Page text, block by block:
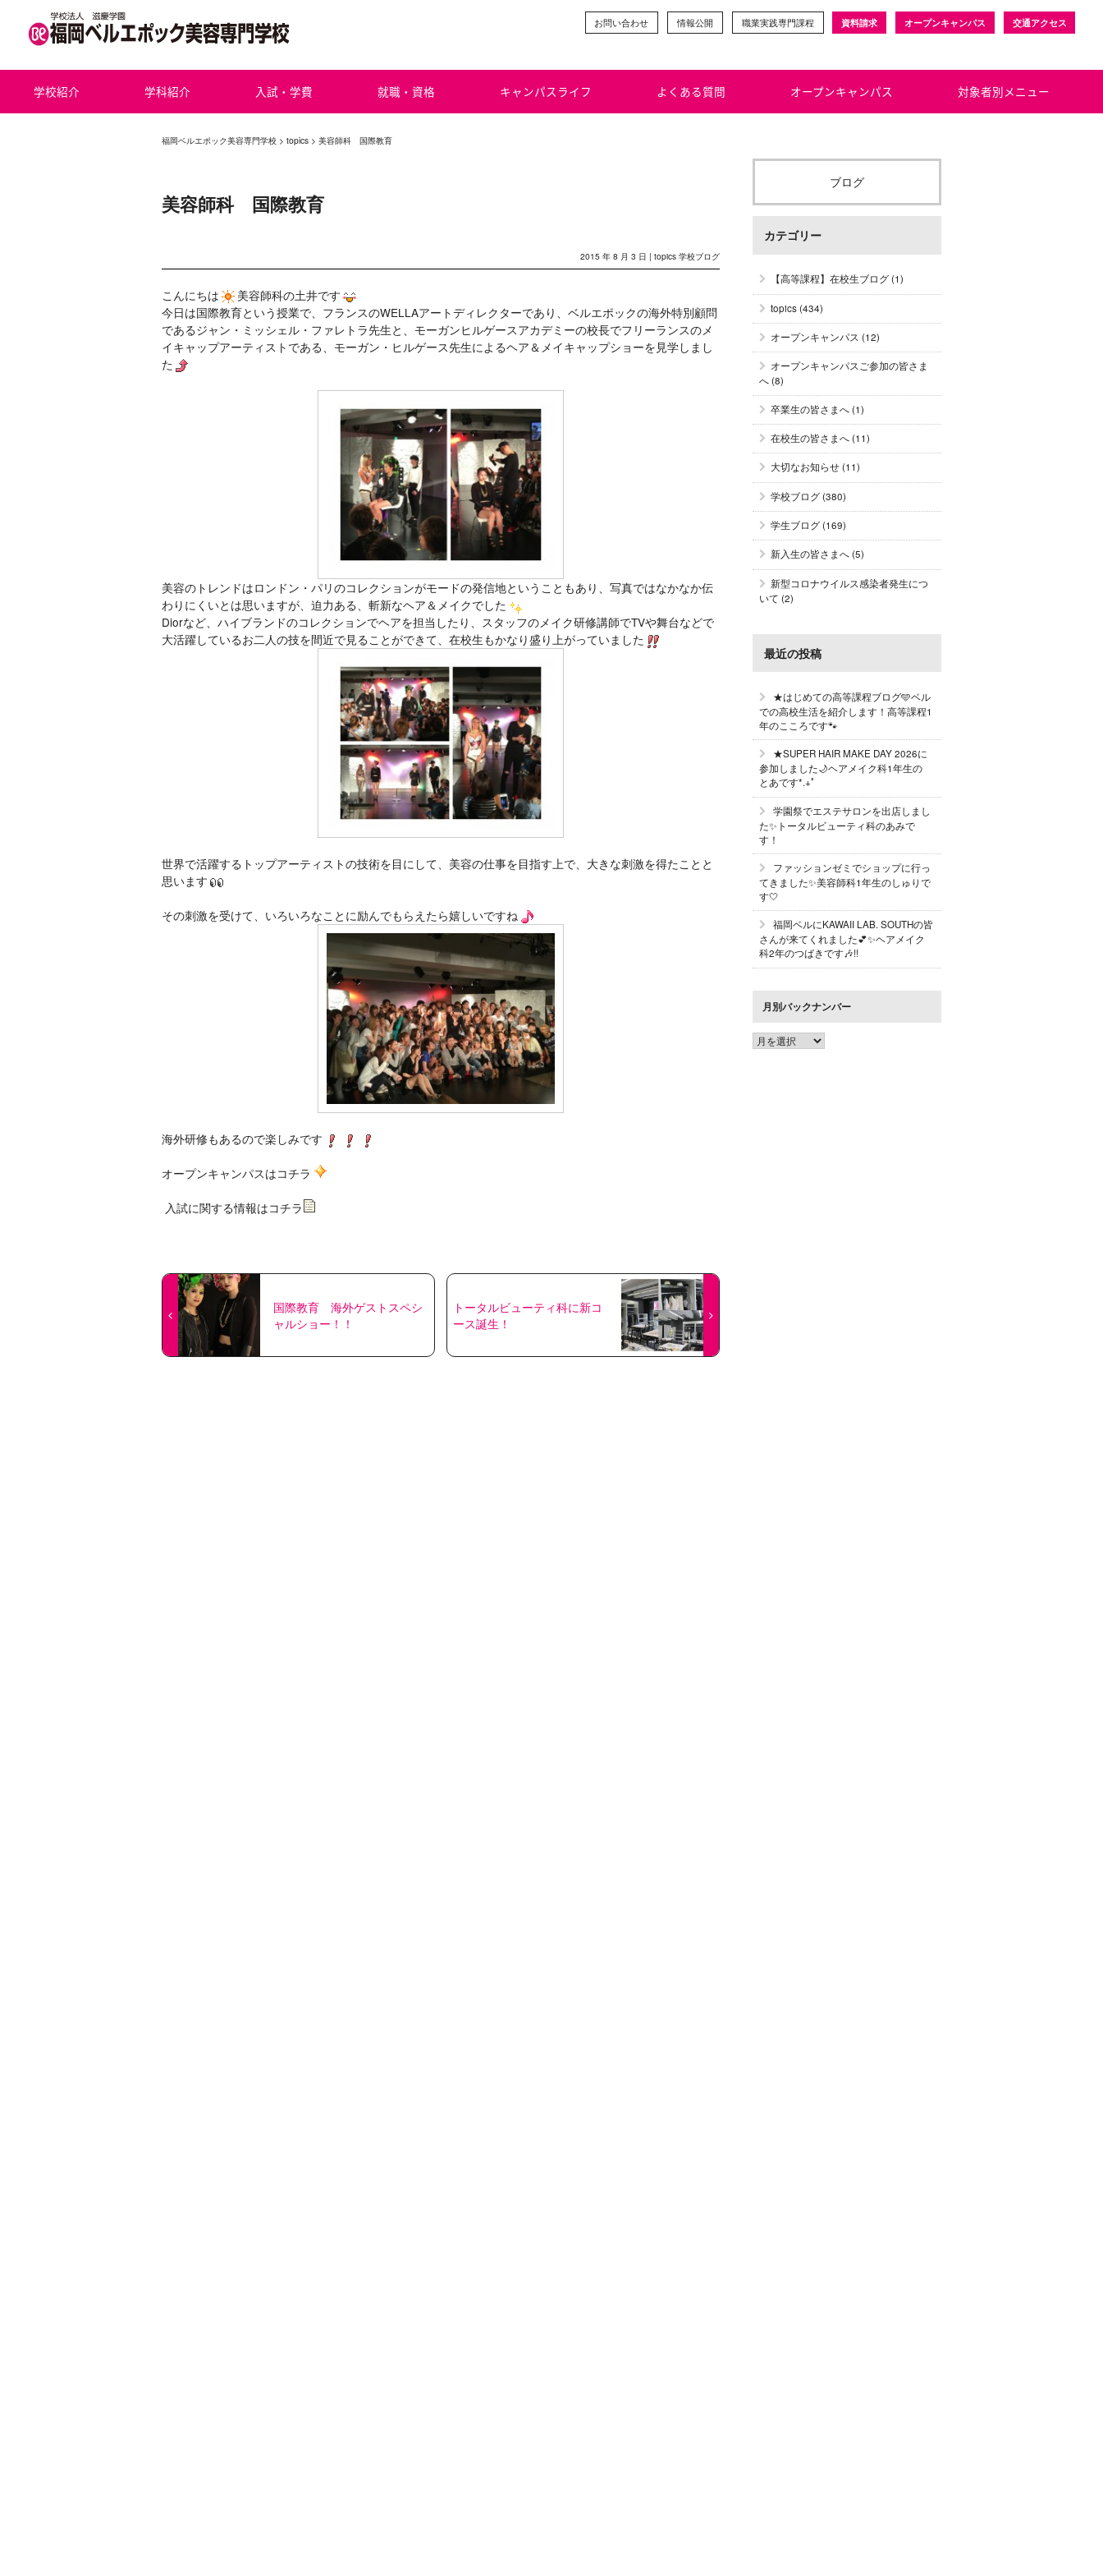
お問い合わせ 情報公開 職業実践専門課程 資料請求 オープンキャンパス 交通アクセス
学校紹介 学科紹介 入試・学費 就職・資格 キャンパスライフ よくある質問 オープンキャンパス 対象者別メニュー
福岡ベルエポック美容専門学校 > topics > 美容師科 国際教育
美容師科 国際教育
2015 年 8 月 3 日 | topics 学校ブログ
こんにちは
美容師科の土井です
今日は国際教育という授業で、フランスのWELLAアートディレクターであり、ベルエポックの海外特別顧問
であるジャン・ミッシェル・ファレトラ先生と、モーガンヒルゲースアカデミーの校長でフリーランスのメ
イキャップアーティストである、モーガン・ヒルゲース先生によるヘア＆メイキャップショーを見学しまし
た
美容のトレンドはロンドン・パリのコレクションがモードの発信地ということもあり、写真ではなかなか伝
わりにくいとは思いますが、迫力ある、斬新なヘア＆メイクでした
Diorなど、ハイブランドのコレクションでヘアを担当したり、スタッフのメイク研修講師でTVや舞台などで
大活躍しているお二人の技を間近で見ることができて、在校生もかなり盛り上がっていました
世界で活躍するトップアーティストの技術を目にして、美容の仕事を目指す上で、大きな刺激を得たことと
思います
その刺激を受けて、いろいろなことに励んでもらえたら嬉しいですね
海外研修もあるので楽しみです
オープンキャンパスはコチラ
入試に関する情報はコチラ
国際教育 海外ゲストスペシ
ャルショー！！
トータルビューティ科に新コ
ース誕生！
ブログ
カテゴリー
【高等課程】在校生ブログ(1)
topics(434)
オープンキャンパス (12)
オープンキャンパスご参加の皆さま
へ(8)
卒業生の皆さまへ(1)
在校生の皆さまへ(11)
大切なお知らせ(11)
学校ブログ(380)
学生ブログ(169)
新入生の皆さまへ(5)
新型コロナウイルス感染者発生につ
いて (2)
最近の投稿
★はじめての高等課程ブログ🩵ベル
での高校生活を紹介します！高等課程1
年のこころです🐾
★SUPER HAIR MAKE DAY 2026に
参加しました🌙ヘアメイク科1年生の
とあです*.+ﾟ
学園祭でエステサロンを出店しまし
た✨トータルビューティ科のあみで
す！
ファッションゼミでショップに行っ
てきました✨美容師科1年生のしゅりで
す🤍
福岡ベルにKAWAII LAB. SOUTHの皆
さんが来てくれました💕✨ヘアメイク
科2年のつばきです🎶!!
月別バックナンバー
月
別